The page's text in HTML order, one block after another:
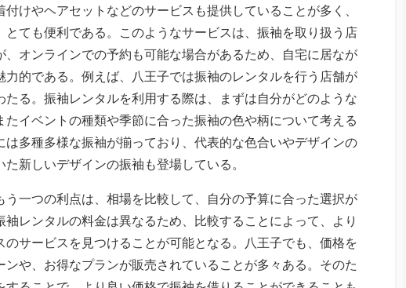
けやヘアセットなどのサービスも提供していることが多く、
ても便利である。このようなサービスは、振袖を取り扱う店
オンラインでの予約も可能な場合があるため、自宅に居なが
力的である。例えば、八王子では振袖のレンタルを行う店舗が
る。振袖レンタルを利用する際は、まずは自分がどのような
たイベントの種類や季節に合った振袖の色や柄について考える
は多種多様な振袖が揃っており、代表的な色合いやデザインの
新しいデザインの振袖も登場している。
一つの利点は、相場を比較して、自分の予算に合った選択が
レンタルの料金は異なるため、比較することによって、より
サービスを見つけることが可能となる。八王子でも、価格を
や、お得なプランが販売されていることが多々ある。そのた